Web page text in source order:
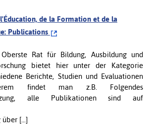
de la Formation et de la
Publications
Rat für Bildung, Ausbildung und
bietet hier unter der Kategorie
Berichte, Studien und Evaluationen
findet man z.B. Folgendes
alle Publikationen sind auf
[...]